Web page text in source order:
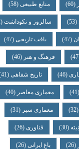
(60) منابع طبیعی(58)
(53) سالروز و نکوداشت(52)
(47) بافت تاریخی(47)
فرهنگ و هنر (46)
(46) تاریخ شفاهی(41)
معماری معاصر (40)
(32) معماری سبز (31)
(30) فناوری(26)
(26) باغ ایرانی(26)